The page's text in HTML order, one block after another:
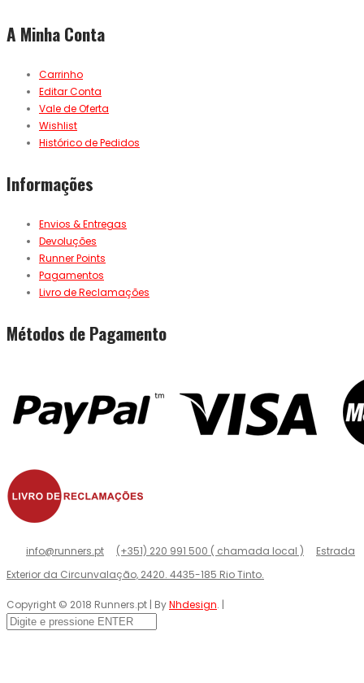
A Minha Conta
Carrinho
Editar Conta
Vale de Oferta
Wishlist
Histórico de Pedidos
Informações
Envios & Entregas
Devoluções
Runner Points
Pagamentos
Livro de Reclamações
Métodos de Pagamento
info@runners.pt (+351) 220 991 500 ( chamada local )
Estrada
Exterior da Circunvalação, 2420. 4435-185 Rio Tinto.
Copyright © 2018 Runners.pt | ByNhdesign. |